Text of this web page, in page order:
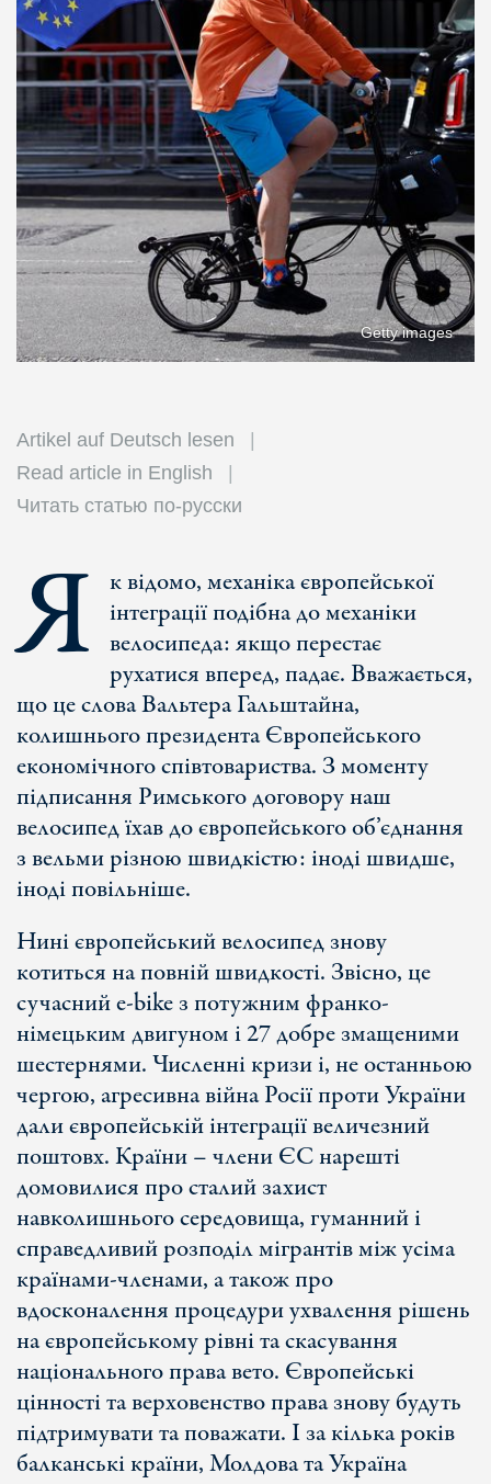
Getty images
Artikel auf Deutsch lesen
Read article in English
Читать статью по-русски
Я к відомо, механіка європейської
інтеграції подібна до механіки
велосипеда: якщо перестає
рухатися вперед, падає. Вважається,
що це слова Вальтера Гальштайна,
колишнього президента Європейського
економічного співтовариства. З моменту
підписання Римського договору наш
велосипед їхав до європейського об’єднання
з вельми різною швидкістю: іноді швидше,
іноді повільніше.
Нині європейський велосипед знову
котиться на повній швидкості. Звісно, це
сучасний e-bike з потужним франко-
німецьким двигуном і 27 добре змащеними
шестернями. Численні кризи і, не останньою
чергою, агресивна війна Росії проти України
дали європейській інтеграції величезний
поштовх. Країни – члени ЄС нарешті
домовилися про сталий захист
навколишнього середовища, гуманний і
справедливий розподіл мігрантів між усіма
країнами-членами, а також про
вдосконалення процедури ухвалення рішень
на європейському рівні та скасування
національного права вето. Європейські
цінності та верховенство права знову будуть
підтримувати та поважати. І за кілька років
балканські країни, Молдова та Україна